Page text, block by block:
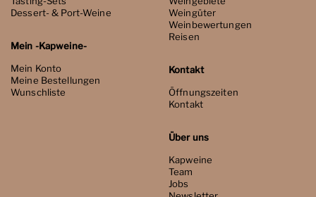
Dessert- & Port-Weine
Mein -Kapweine-
Mein Konto
Meine Bestellungen
Wunschliste
Weingüter
Weinbewertungen
Reisen
Kontakt
Öffnungszeiten
Kontakt
Über uns
Kapweine
Team
Jobs